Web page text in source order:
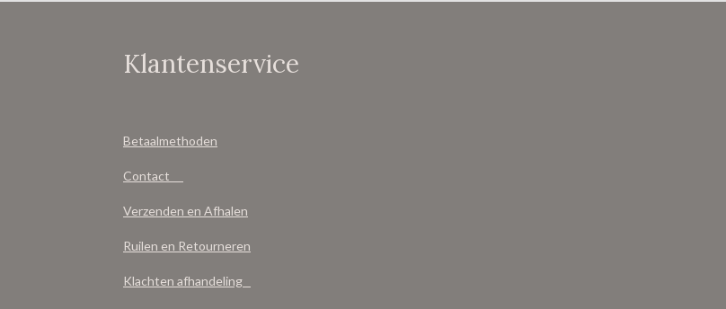
Klantenservice
Betaalmethoden
Contact
Verzenden en Afhalen
Ruilen en Retourneren
Klachten afhandeling